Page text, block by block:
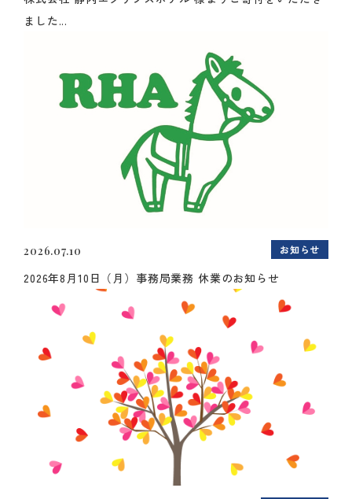
ました...
2026.07.10 お知らせ
2026年8月10日（月）事務局業務 休業のお知らせ